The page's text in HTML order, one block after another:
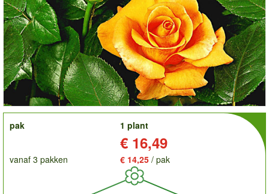
order
pak
1 plant
€ 16,49
vanaf 3 pakken € 14,25 / pak